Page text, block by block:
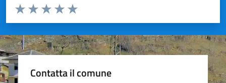
Valuta da 1 a 5 stelle la pagina
Valuta 5 stelle su 5
Valuta 4 stelle su 5
Valuta 3 stelle su 5
Valuta 2 stelle su 5
Valuta 1 stelle su 5
Contatta il comune